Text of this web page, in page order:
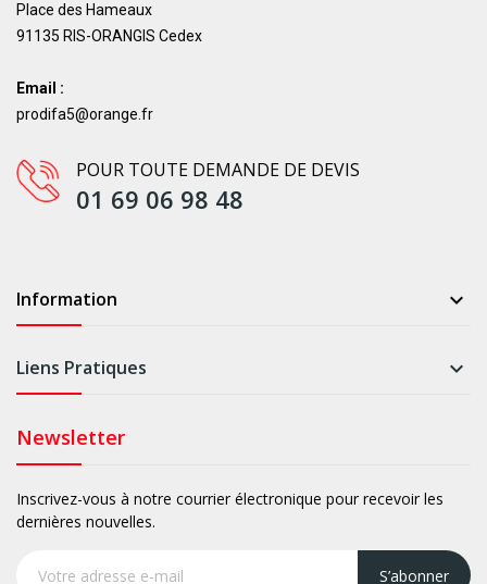
Place des Hameaux
91135 RIS-ORANGIS Cedex
Email :
prodifa5@orange.fr
POUR TOUTE DEMANDE DE DEVIS
01 69 06 98 48
Information 
Liens Pratiques 
Newsletter
Inscrivez-vous à notre courrier électronique pour recevoir les
dernières nouvelles.
S’abonner